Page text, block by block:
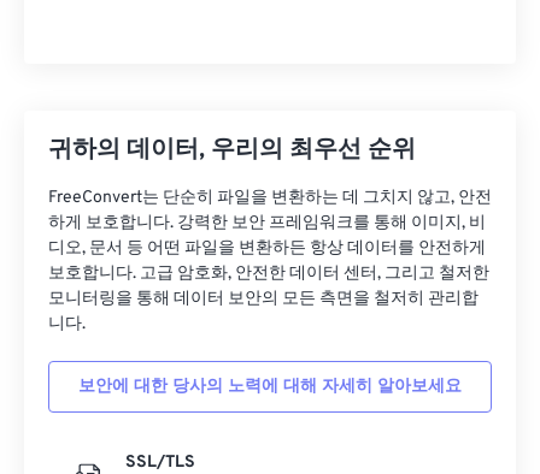
귀하의 데이터, 우리의 최우선 순위
FreeConvert는 단순히 파일을 변환하는 데 그치지 않고, 안전
하게 보호합니다. 강력한 보안 프레임워크를 통해 이미지, 비
디오, 문서 등 어떤 파일을 변환하든 항상 데이터를 안전하게
보호합니다. 고급 암호화, 안전한 데이터 센터, 그리고 철저한
모니터링을 통해 데이터 보안의 모든 측면을 철저히 관리합
니다.
보안에 대한 당사의 노력에 대해 자세히 알아보세요
SSL/TLS